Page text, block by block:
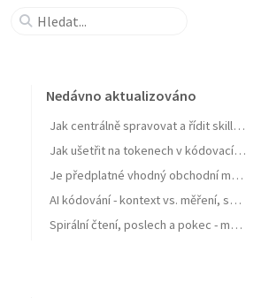
Nedávno aktualizováno
Jak centrálně spravovat a řídit skills pro agenty a zejména jejich samostatné zlepšování
Jak ušetřit na tokenech v kódovacích agentech typu GitHub Copilot
Je předplatné vhodný obchodní model pro AI produkt? Zdražuje AI? Zdražují tokeny? Nebo se jen najíždí na férový model?
AI kódování - kontext vs. měření, software jako paměť, váš software se učit nebudu, OpenClaw a chytrá domácnost
Spirální čtení, poslech a pokec - moje AI workflow pro nasání knihy do mozku